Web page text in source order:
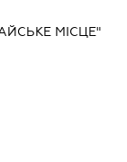
МІСЦЕ"